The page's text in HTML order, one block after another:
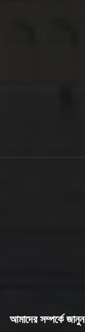
আমাদের সম্পর্কে জানুন